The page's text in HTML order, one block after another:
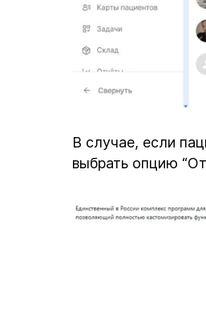
В случае, если
выбрать опцию